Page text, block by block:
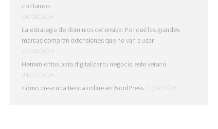
contamos
04/08/2026
La estrategia de dominios defensiva: Por qué las grandes
marcas compran extensiones que no van a usar
03/08/2026
Herramientas para digitalizar tu negocio este verano
24/07/2026
Cómo crear una tienda online en WordPress 21/07/2026